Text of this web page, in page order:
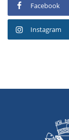
Facebook
Instagram